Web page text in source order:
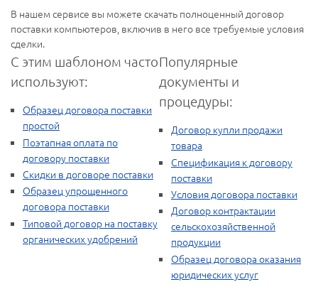
В нашем сервисе вы можете скачать полноценный договор
поставки компьютеров, включив в него все требуемые условия
сделки.
С этим шаблоном часто
используют:
Образец договора поставки
простой
Поэтапная оплата по
договору поставки
Скидки в договоре поставки
Образец упрощенного
договора поставки
Типовой договор на поставку
органических удобрений
Популярные
документы и
процедуры:
Договор купли продажи
товара
Спецификация к договору
поставки
Условия договора поставки
Договор контрактации
сельскохозяйственной
продукции
Образец договора оказания
юридических услуг